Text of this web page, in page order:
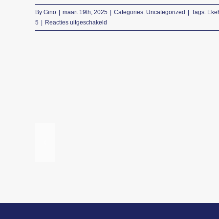
By Gino | maart 19th, 2025 | Categories: Uncategorized | Tags:
5 | Reacties uitgeschakeldvoor
SVDB